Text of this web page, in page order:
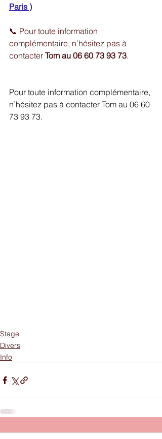
Paris )
📞 Pour toute information
complémentaire, n’hésitez pas à
contacter Tom au 06 60 73 93 73.
Pour toute information complémentaire,
n’hésitez pas à contacter Tom au 06 60
73 93 73.
Stage
Divers
Info